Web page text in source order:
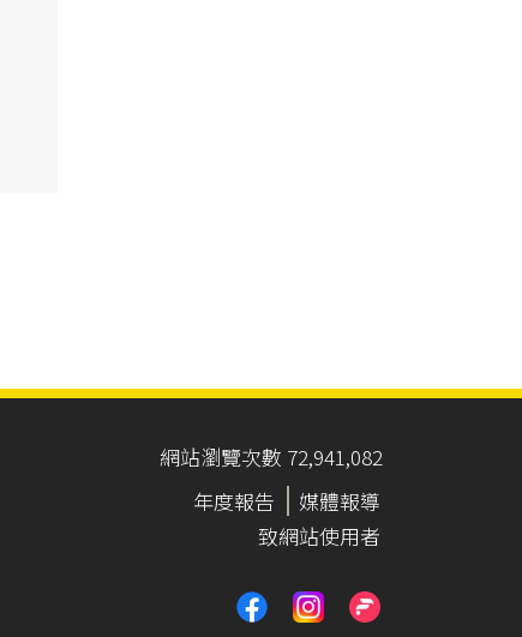
網站瀏覽次數 72,941,082
年度報告
媒體報導
致網站使用者